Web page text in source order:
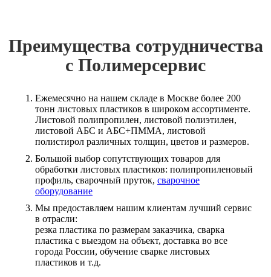
Преимущества сотрудничества
с Полимерсервис
Ежемесячно на нашем складе в Москве более 200
тонн листовых пластиков в широком ассортименте.
Листовой полипропилен, листовой полиэтилен,
листовой АБС и АБС+ПММА, листовой
полистирол различных толщин, цветов и размеров.
Большой выбор сопутствующих товаров для
обработки листовых пластиков: полипропиленовый
профиль, сварочный пруток, сварочное
оборудование
Мы предоставляем нашим клиентам лучший сервис
в отрасли:
резка пластика по размерам заказчика, сварка
пластика с выездом на объект, доставка во все
города России, обучение сварке листовых
пластиков и т.д.